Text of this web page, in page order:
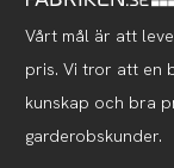
Vårt mål är att
pris. Vi tror att en
kunskap och bra
garderobskunder.